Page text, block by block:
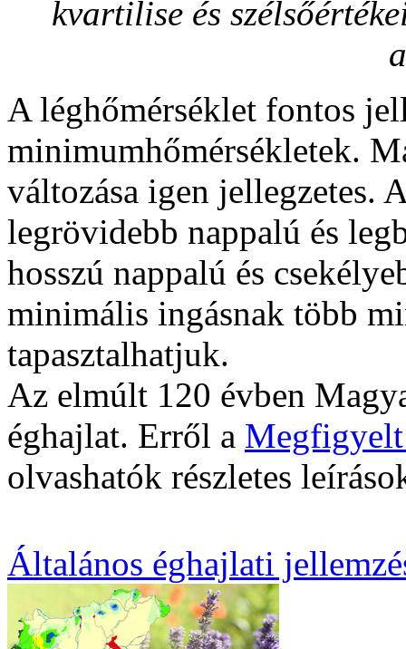
kvartilise és
A léghőmérséklet fontos
minimumhőmérsékletek.
változása igen jellegzetes.
legrövidebb nappalú és
hosszú nappalú és
minimális ingásnak több
tapasztalhatjuk.
Az elmúlt 120 évben
éghajlat. Erről a
olvashatók részletes
Általános éghajlati